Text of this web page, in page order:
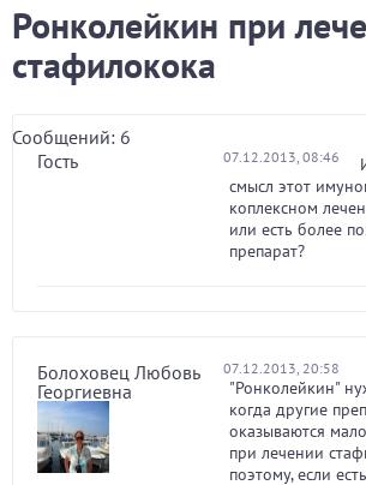
Ронколейкин при
стафилокока
Сообщений: 6
Гость
07.12.2013, 08:46
смысл этот
коплексном
или есть более
препарат?
Болоховец Любовь
Георгиевна
07.12.2013, 20:58
"Ронколейкин"
когда другие
оказываются
при лечении
поэтому, если